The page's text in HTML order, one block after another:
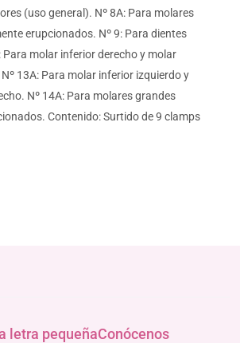
(uso general). Nº 8A: Para molares
erupcionados. Nº 9: Para dientes
Para molar inferior derecho y molar
13A: Para molar inferior izquierdo y
Nº 14A: Para molares grandes
Contenido: Surtido de 9 clamps
letra pequeñaConócenos